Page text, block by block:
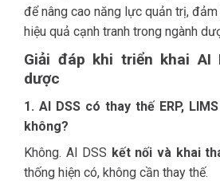
để nâng cao năng lực quản trị,
hiệu quả cạnh tranh trong ngành
Giải đáp khi triển khai AI
dược
1. AI DSS có thay thế ERP,
không?
Không. AI DSS kết nối và khai
thống hiện có, không cần thay thế.